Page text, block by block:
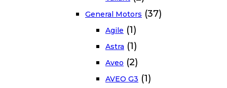
General Motors (37)
Agile (1)
Astra (1)
Aveo (2)
AVEO G3 (1)